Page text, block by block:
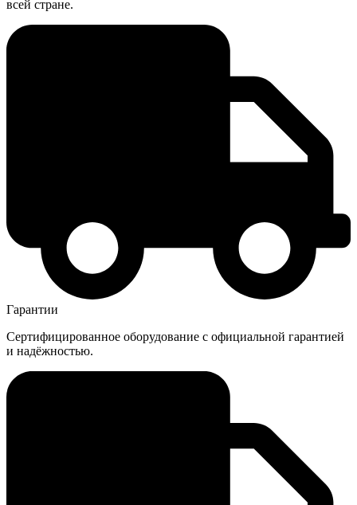
всей стране.
Гарантии
Сертифицированное оборудование с официальной гарантией
и надёжностью.